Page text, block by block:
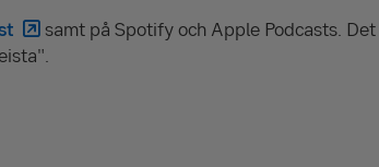
samt på Spotify och Apple Podcasts.